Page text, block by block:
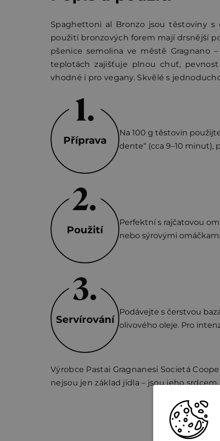
Spaghettoni al Bronzo jsou těstoviny s
použití bronzových forem mají drsnější
pšenice semolina ve městě Gragnano
teplotách zajišťuje plnou chuť,
vhodné i pro vegany. Skvělé s
Příprava
Na 100 g těstovin
dente“ (cca 9–10
Použití
Perfektní s rajčatovou
nebo sýrovými
Servírování
Podávejte s čerstvou
olivového oleje. Pro
Výrobce Pastai Gragnanesi Societá
nejsou jen základ jídla – jsou jeho srdcem.